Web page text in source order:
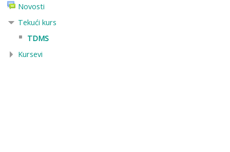
Novosti
Tekući kurs
TDMS
Kursevi